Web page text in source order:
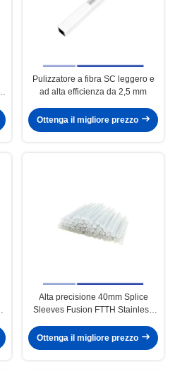
Pulizzatore a fibra SC leggero e
ad alta efficienza da 2,5 mm
Ottenga il migliore prezzo
Alta precisione 40mm Splice
Sleeves Fusion FTTH Stainless
Ottenga il migliore prezzo